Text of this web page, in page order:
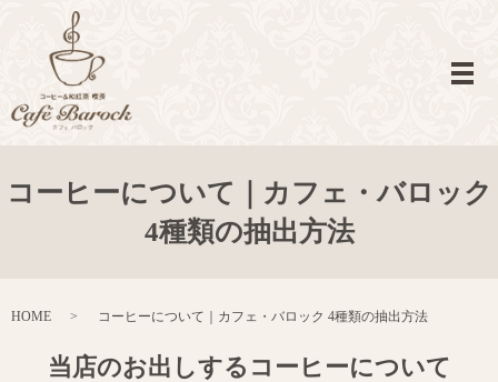
メ
コーヒーについて｜カフェ・バロック
4種類の抽出方法
HOME コーヒーについて｜カフェ・バロック 4種類の抽出方法
当店のお出しするコーヒーについて